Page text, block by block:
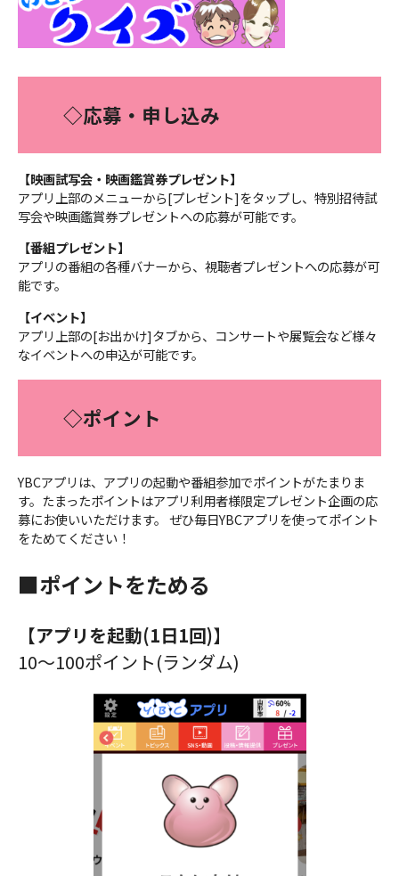
◇応募・申し込み
【映画試写会・映画鑑賞券プレゼント】
アプリ上部のメニューから[プレゼント]をタップし、特別招待試
写会や映画鑑賞券プレゼントへの応募が可能です。
【番組プレゼント】
アプリの番組の各種バナーから、視聴者プレゼントへの応募が可
能です。
【イベント】
アプリ上部の[お出かけ]タブから、コンサートや展覧会など様々
なイベントへの申込が可能です。
◇ポイント
YBCアプリは、アプリの起動や番組参加でポイントがたまりま
す。たまったポイントはアプリ利用者様限定プレゼント企画の応
募にお使いいただけます。 ぜひ毎日YBCアプリを使ってポイント
をためてください！
■ポイントをためる
【アプリを起動(1日1回)】
10〜100ポイント(ランダム)